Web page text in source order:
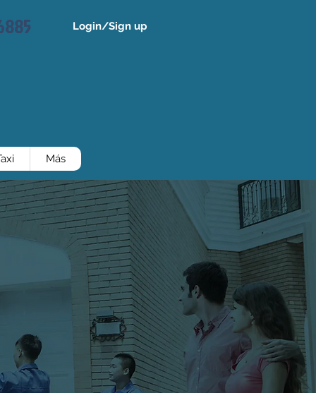
Login/Sign up
Más